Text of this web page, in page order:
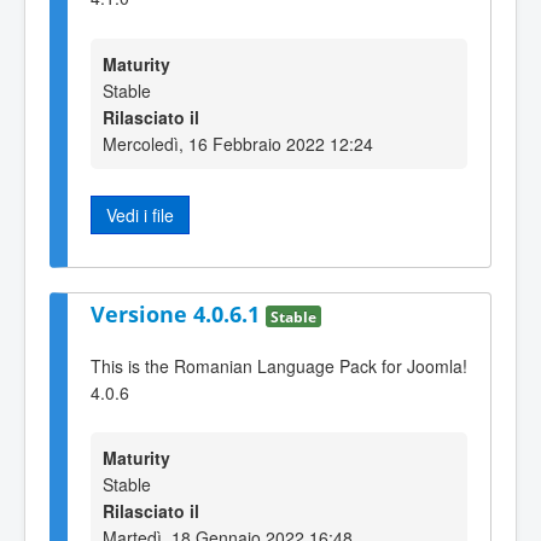
Maturity
Stable
Rilasciato il
Mercoledì, 16 Febbraio 2022 12:24
Vedi i file
Versione 4.0.6.1 Stable
This is the Romanian Language Pack for Joomla!
4.0.6
Maturity
Stable
Rilasciato il